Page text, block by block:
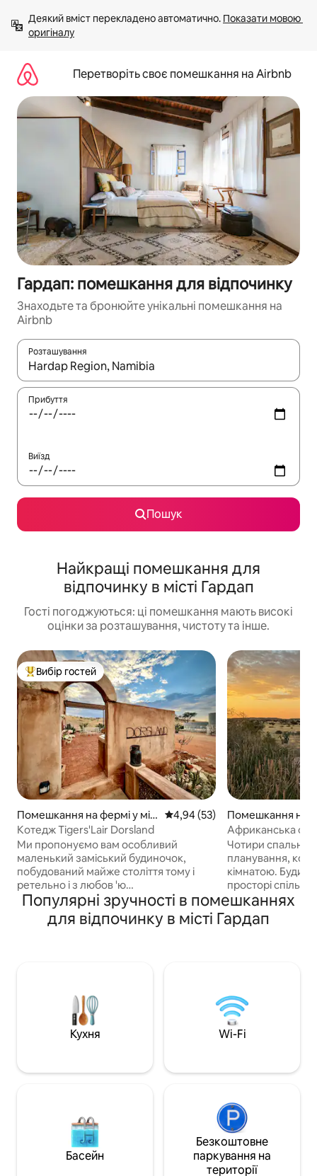
вмісту
Деякий вміст перекладено автоматично. Показати мовою
оригіналу
Перетворіть своє помешкання на Airbnb
Гардап: помешкання для відпочинку
Знаходьте та бронюйте унікальні помешкання на
Airbnb
Розташування
Отримавши результати пошуку, використовуйте для
Прибуття
Виїзд
Пошук
Найкращі помешкання для
відпочинку в місті Гардап
Гості погоджуються: ці помешкання мають високі
оцінки за розташування, чистоту та інше.
Топ вибір гостей
Вибір гостей
Помешкання на фермі у міс
ті Aranos
Середня оцінка: 4,94 з 5,
4,94 (53)
Котедж Tigers'Lair Dorsland
Ми пропонуємо вам особливий
маленький заміський будиночок,
побудований майже століття тому і
ретельно і з любов 'ю
відреставрований. Котедж
розташований недалеко від основних
фермерських будівель ферми ферми
до/з Мата-Мата. Ми обіцяємо спокій і
задоволеність на працюючій фермі з
вівцями, козами, великою рогатою
худобою та арабськими конями,
характерних для Калахарі.
Помешкання на
Африканська
Чотири спальні
планування,
кімнатою.
просторі
кухнею
вітальнею, які
широкий ґанок
проводити час. Відомості про кімнату:
1 ліжко розміру
з двома
бажанням
Популярні зручності в помешканнях
для відпочинку в місті Гардап
Кухня Wi-Fi
Басейн
Безкоштовне
паркування на
території